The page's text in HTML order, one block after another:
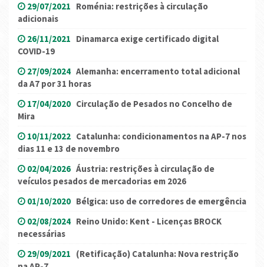
29/07/2021 Roménia: restrições à circulação
adicionais
26/11/2021 Dinamarca exige certificado digital
COVID-19
27/09/2024 Alemanha: encerramento total adicional
da A7 por 31 horas
17/04/2020 Circulação de Pesados no Concelho de
Mira
10/11/2022 Catalunha: condicionamentos na AP-7 nos
dias 11 e 13 de novembro
02/04/2026 Áustria: restrições à circulação de
veículos pesados ​​de mercadorias em 2026
01/10/2020 Bélgica: uso de corredores de emergência
02/08/2024 Reino Unido: Kent - Licenças BROCK
necessárias
29/09/2021 (Retificação) Catalunha: Nova restrição